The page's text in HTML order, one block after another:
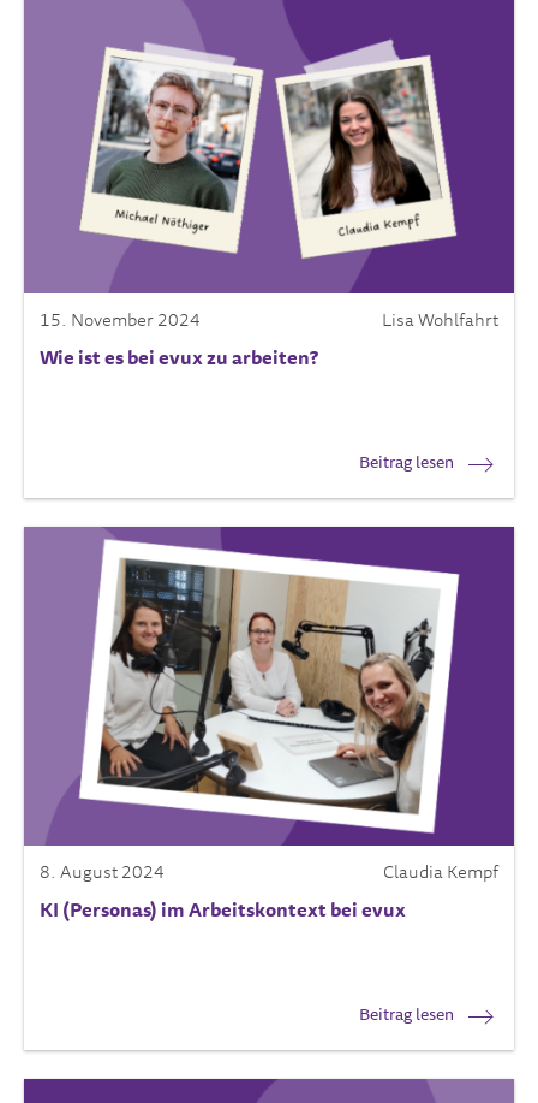
15. November 2024 Lisa Wohlfahrt
Wie ist es bei evux zu arbeiten?
Beitrag lesen
8. August 2024 Claudia Kempf
KI (Personas) im Arbeitskontext bei evux
Beitrag lesen